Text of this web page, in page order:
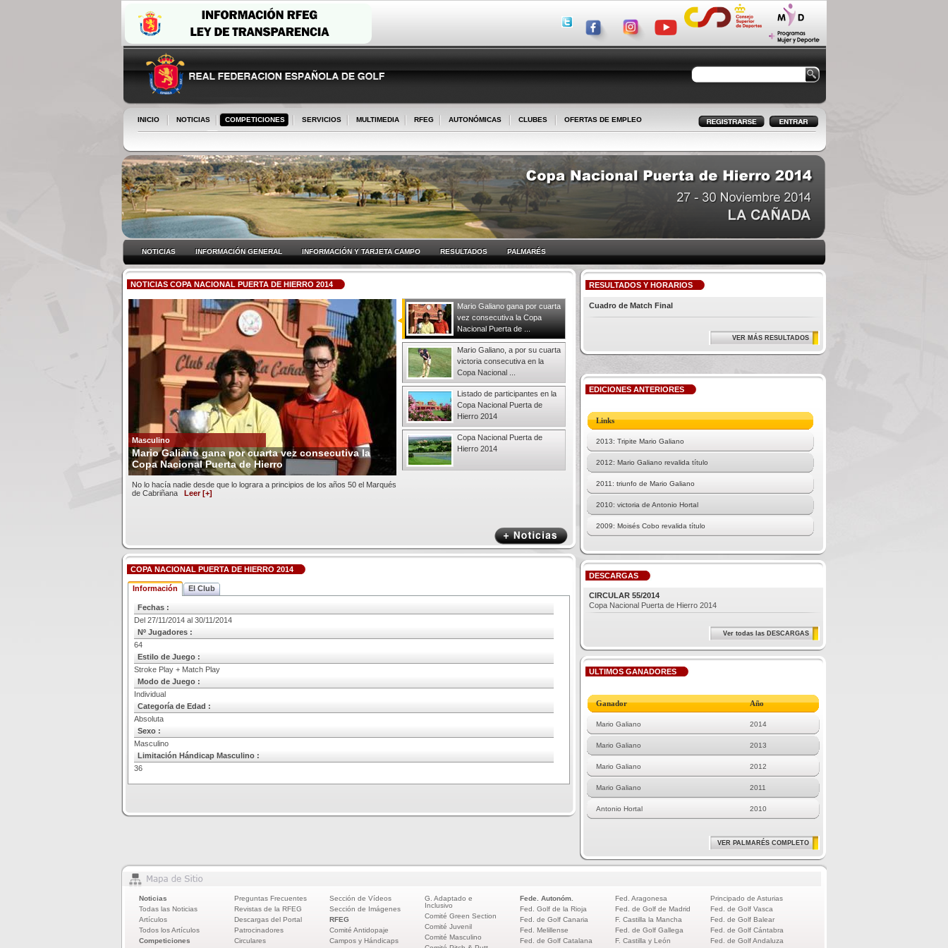
INICIO NOTICIAS COMPETICIONES SERVICIOS MULTIMEDIA RFEG AUTONÓMICAS CLUBES OFERTAS DE EMPLEO
NOTICIAS INFORMACIÓN GENERAL INFORMACIÓN Y TARJETA CAMPO RESULTADOS PALMARÉS
NOTICIAS COPA NACIONAL PUERTA DE HIERRO 2014
Mario Galiano gana por cuarta
vez consecutiva la Copa
Nacional Puerta de ...
Mario Galiano, a por su cuarta
victoria consecutiva en la
Copa Nacional ...
Listado de participantes en la
Copa Nacional Puerta de
Hierro 2014
Copa Nacional Puerta de
Hierro 2014
Masculino
Mario Galiano gana por cuarta vez consecutiva la
Copa Nacional Puerta de Hierro
No lo hacía nadie desde que lo lograra a principios de los años 50 el Marqués
de Cabriñana Leer [+]
COPA NACIONAL PUERTA DE HIERRO 2014
Información El Club
Fechas :
Del 27/11/2014 al 30/11/2014
Nº Jugadores :
64
Estilo de Juego :
Stroke Play + Match Play
Modo de Juego :
Individual
Categoría de Edad :
Absoluta
Sexo :
Masculino
Limitación Hándicap Masculino :
36
RESULTADOS Y HORARIOS
Cuadro de Match Final
VER MÁS RESULTADOS
EDICIONES ANTERIORES
Links
2013: Tripite Mario Galiano
2012: Mario Galiano revalida título
2011: triunfo de Mario Galiano
2010: victoria de Antonio Hortal
2009: Moisés Cobo revalida título
DESCARGAS
CIRCULAR 55/2014
Copa Nacional Puerta de Hierro 2014
Ver todas las DESCARGAS
ULTIMOS GANADORES
Ganador Año
Mario Galiano 2014
Mario Galiano 2013
Mario Galiano 2012
Mario Galiano 2011
Antonio Hortal 2010
VER PALMARÉS COMPLETO
Noticias
Todas las Noticias
Artículos
Todos los Artículos
Competiciones
Preguntas Frecuentes
Revistas de la RFEG
Descargas del Portal
Patrocinadores
Circulares
Sección de Vídeos
Sección de Imágenes
RFEG
Comité Antidopaje
Campos y Hándicaps
G. Adaptado e
Inclusivo
Comité Green Section
Comité Juvenil
Comité Masculino
Fede. Autonóm.
Fed. Golf de la Rioja
Fed. de Golf Canaria
Fed. Melillense
Fed. de Golf Catalana
Fed. Aragonesa
Fed. de Golf de Madrid
F. Castilla la Mancha
Fed. de Golf Gallega
F. Castilla y León
Principado de Asturias
Fed. de Golf Vasca
Fed. de Golf Balear
Fed. de Golf Cántabra
Fed. de Golf Andaluza